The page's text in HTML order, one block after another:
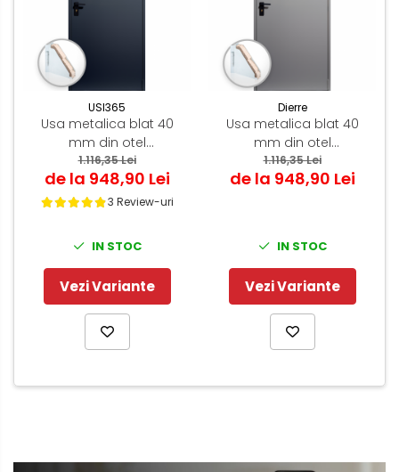
USI365
Usa metalica blat 40
mm din otel
multifunctionala pentru
boxa / magazie - RAL
7016 Gri Antracit -
1.116,35 Lei
de la 948,90 Lei
3 Review-uri
IN STOC
Vezi Variante
Dierre
Usa metalica blat 40
mm din otel
multifunctionala pentru
boxa / magazie - RAL
1.116,35 Lei
de la 948,90 Lei
IN STOC
Vezi Variante